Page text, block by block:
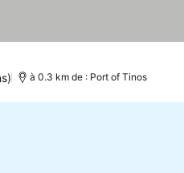
à 0.3 km de : Port of Tinos